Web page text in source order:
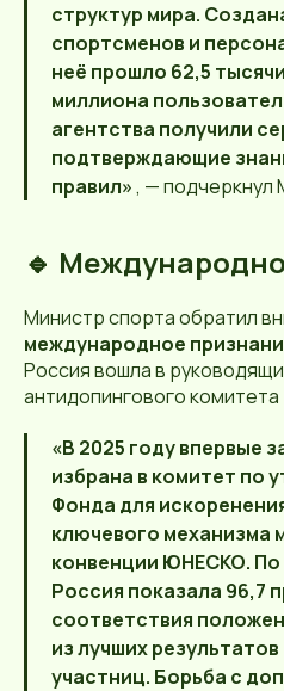
структур мира.
спортсменов и
неё прошло 62,5
миллиона
агентства получили
подтверждающие
правил», — подчеркнул
🔹
Министр спорта обратил
международное
Россия вошла в
антидопингового комитета
«В 2025 году впервые
избрана в комитет по
Фонда для
ключевого механизма
конвенции ЮНЕСКО. По
Россия показала 96,7
соответствия
из лучших
участниц. Борьба с